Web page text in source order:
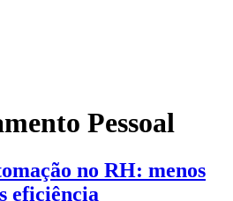
Pessoal
no RH: menos
eficiência